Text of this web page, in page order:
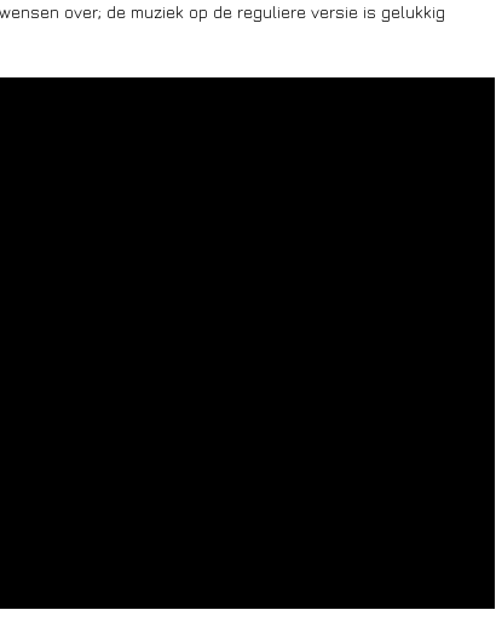
over; de muziek op de reguliere versie is gelukkig